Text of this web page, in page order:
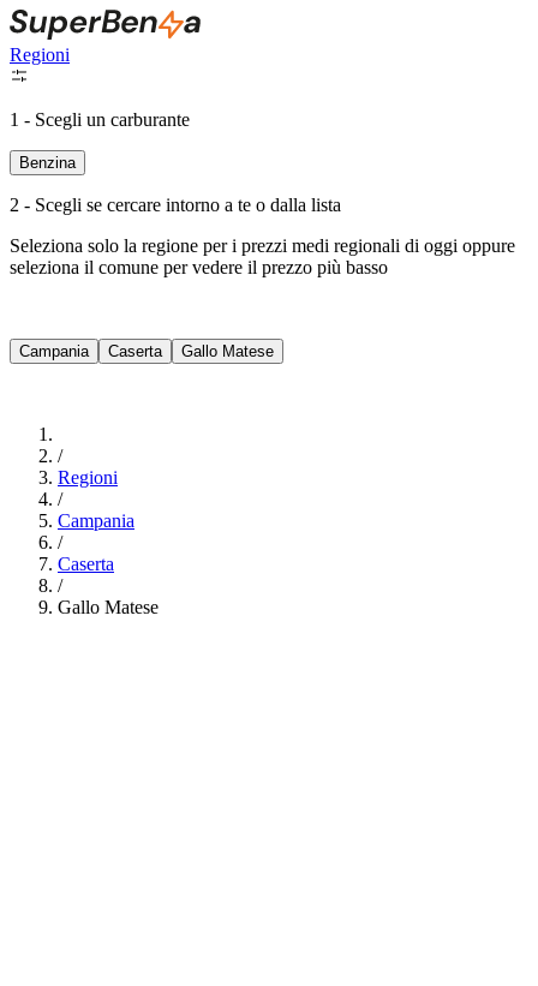
Regioni
1 - Scegli un carburante
Benzina
2 - Scegli se cercare intorno a te o dalla lista
Seleziona solo la regione per i prezzi medi regionali di oggi oppure
seleziona il comune per vedere il prezzo più basso
Campania Caserta Gallo Matese
/
Regioni
/
Campania
/
Caserta
/
Gallo Matese